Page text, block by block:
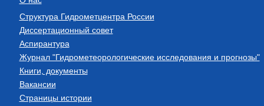
Структура Гидрометцентра России
Диссертационный совет
Аспирантура
Журнал "Гидрометеорологические исследования и прогнозы"
Книги, документы
Вакансии
Страницы истории